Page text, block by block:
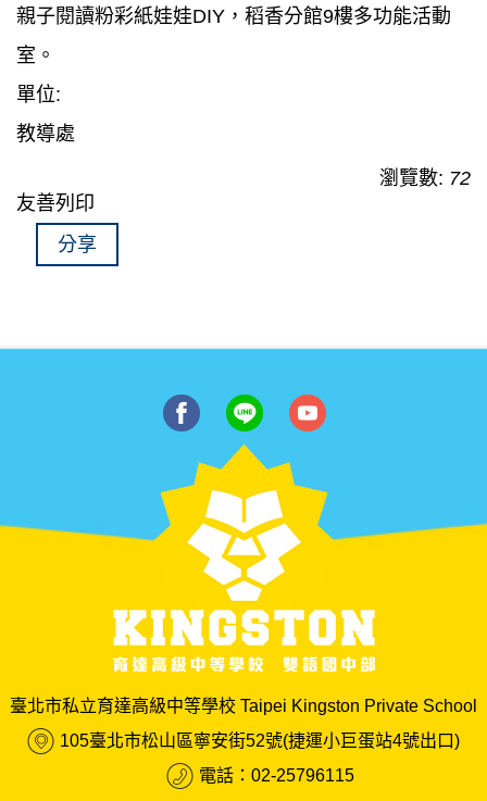
親子閱讀粉彩紙娃娃DIY，稻香分館9樓多功能活動
室。
單位:
教導處
瀏覽數: 72
友善列印
分享
臺北市私立育達高級中等學校 Taipei Kingston Private School
105臺北市松山區寧安街52號(捷運小巨蛋站4號出口)
電話：02-25796115